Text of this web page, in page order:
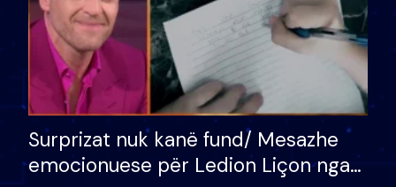
Surprizat nuk kanë fund/ Mesazhe
emocionuese për Ledion Liçon nga